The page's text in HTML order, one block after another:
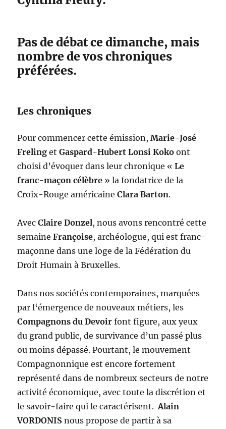
Pas de débat ce dimanche, mais
nombre de vos chroniques
préférées.
Les chroniques
Pour commencer cette émission,Marie-José
Freling etGaspard-Hubert Lonsi Koko ont
choisi d’évoquer dans leur chronique «Le
franc-maçon célèbre » la fondatrice de la
Croix-Rouge américaineClara Barton.
AvecClaire Donzel, nous avons rencontré cette
semaineFrançoise, archéologue, qui est franc-
maçonne dans une loge de la Fédération du
Droit Humain à Bruxelles.
Dans nos sociétés contemporaines, marquées
par l‘émergence de nouveaux métiers, les
Compagnons du Devoir font figure, aux yeux
du grand public, de survivance d’un passé plus
ou moins dépassé. Pourtant, le mouvement
Compagnonnique est encore fortement
représenté dans de nombreux secteurs de notre
activité économique, avec toute la discrétion et
le savoir-faire qui le caractérisent.Alain
VORDONIS nous propose de partir à sa